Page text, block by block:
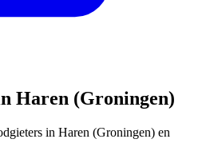
Haren (Groningen)
in Haren (Groningen) en